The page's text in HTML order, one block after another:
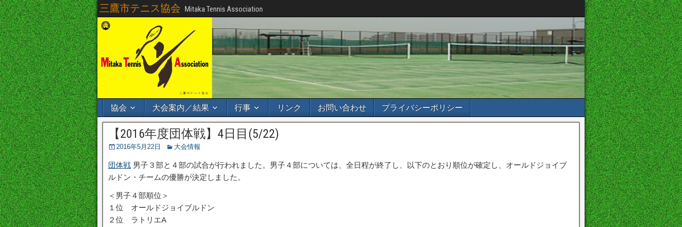
三鷹市テニス協会 Mitaka Tennis Association
協会 大会案内／結果 行事 リンク お問い合わせ プライバシーポリシー
【2016年度団体戦】4日目(5/22)
2016年5月22日 大会情報
団体戦 男子３部と４部の試合が行われました。男子４部については、全日程が終了し、以下のとおり順位が確定し、オールドジョイブ
ルドン・チームの優勝が決定しました。
＜男子４部順位＞
１位 オールドジョイブルドン
２位 ラトリエA